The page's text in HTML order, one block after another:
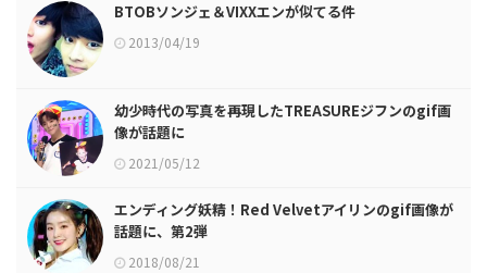
BTOBソンジェ＆VIXXエンが似てる件
2013/04/19
幼少時代の写真を再現したTREASUREジフンのgif画
像が話題に
2021/05/12
エンディング妖精！Red Velvetアイリンのgif画像が
話題に、第2弾
2018/08/21